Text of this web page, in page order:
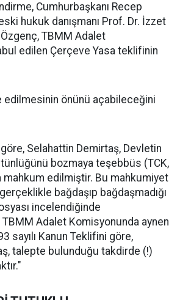
Cumhurbaşkanı Recep
hukuk danışmanı Prof. Dr. İzzet
TBMM Adalet
edilen Çerçeve Yasa teklifinin
edilmesinin önünü açabileceğini
Selahattin Demirtaş, Devletin
bozmaya teşebbüs (TCK,
mahkum edilmiştir. Bu mahkumiyet
bağdaşıp bağdaşmadığı
incelendiğinde
Adalet Komisyonunda aynen
sayılı Kanun Teklifini göre,
talepte bulunduğu takdirde (!)